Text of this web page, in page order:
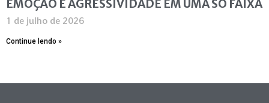
EMOÇÃO E AGRESSIVIDADE EM UMA SÓ FAIXA
1 de julho de 2026
Continue lendo »